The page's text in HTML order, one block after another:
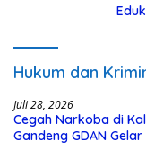
Hukum dan
Juli 28, 2026
Cegah Narkoba di
Gandeng GDAN